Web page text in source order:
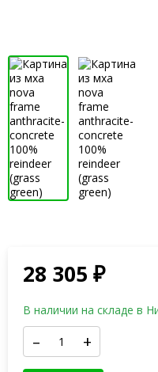
28 305₽
В наличии на складе в
– +